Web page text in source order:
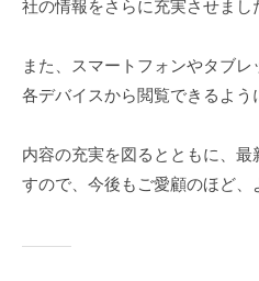
w
_
1
1
社の情報をさらに充実させまし
また、スマートフォンやタブレ
各デバイスから閲覧できるよう
内容の充実を図るとともに、
すので、今後もご愛顧のほど、